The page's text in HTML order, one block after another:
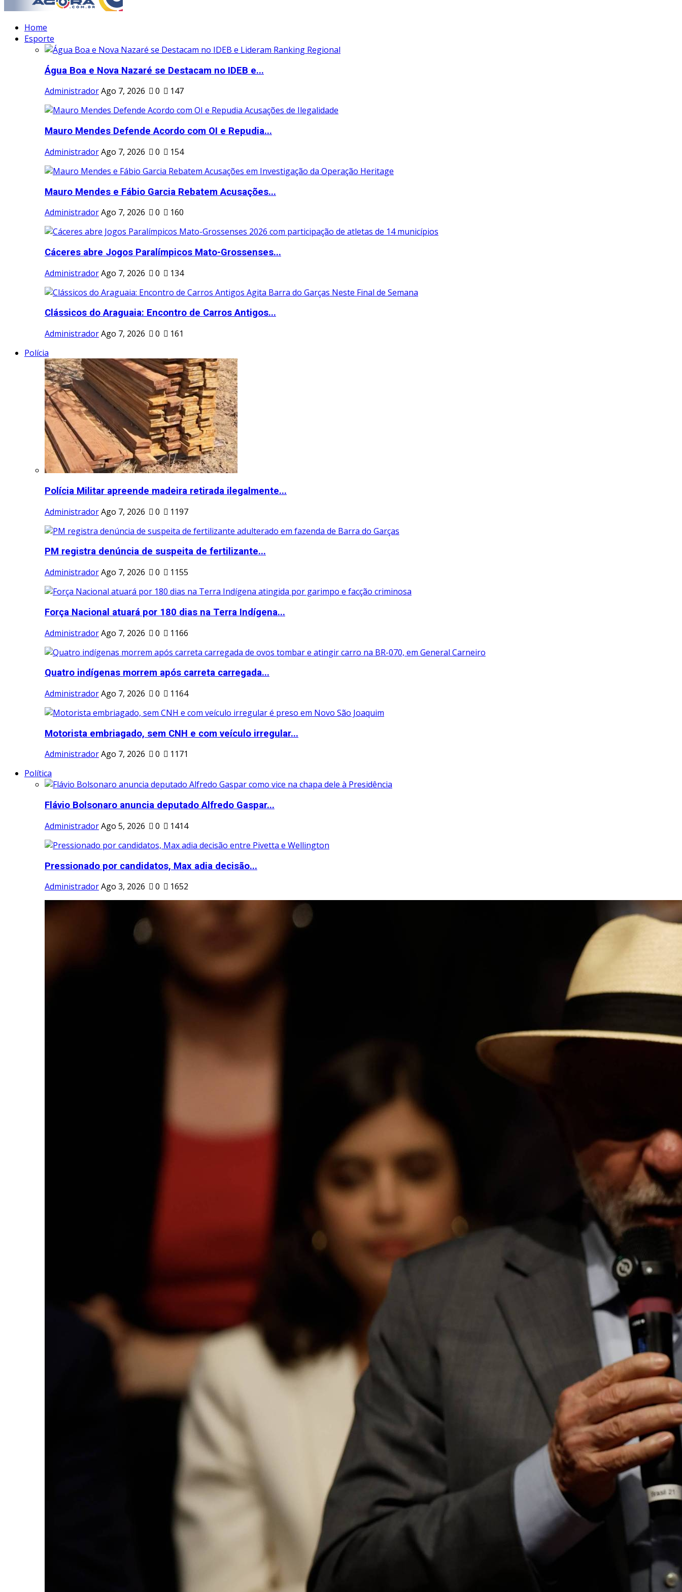
Home
Esporte
Água Boa e Nova Nazaré se Destacam no IDEB e...
AdministradorAgo 7, 2026 0 147
Mauro Mendes Defende Acordo com OI e Repudia...
AdministradorAgo 7, 2026 0 154
Mauro Mendes e Fábio Garcia Rebatem Acusações...
AdministradorAgo 7, 2026 0 160
Cáceres abre Jogos Paralímpicos Mato-Grossenses...
AdministradorAgo 7, 2026 0 134
Clássicos do Araguaia: Encontro de Carros Antigos...
AdministradorAgo 7, 2026 0
161
Polícia
Polícia Militar apreende madeira retirada ilegalmente...
AdministradorAgo 7, 2026 0 1197
PM registra denúncia de suspeita de fertilizante...
AdministradorAgo 7, 2026 0 1155
Força Nacional atuará por 180 dias na Terra Indígena...
AdministradorAgo 7, 2026 0 1166
Quatro indígenas morrem após carreta carregada...
AdministradorAgo 7, 2026 0 1164
Motorista embriagado, sem CNH e com veículo irregular...
AdministradorAgo 7, 2026 0
1171
Política
Flávio Bolsonaro anuncia deputado Alfredo Gaspar...
AdministradorAgo 5, 2026 0 1414
Pressionado por candidatos, Max adia decisão...
AdministradorAgo 3, 2026 0 1652